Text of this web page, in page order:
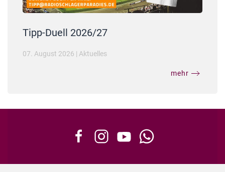
Tipp-Duell 2026/27
07. August 2026 | Aktuelles
mehr